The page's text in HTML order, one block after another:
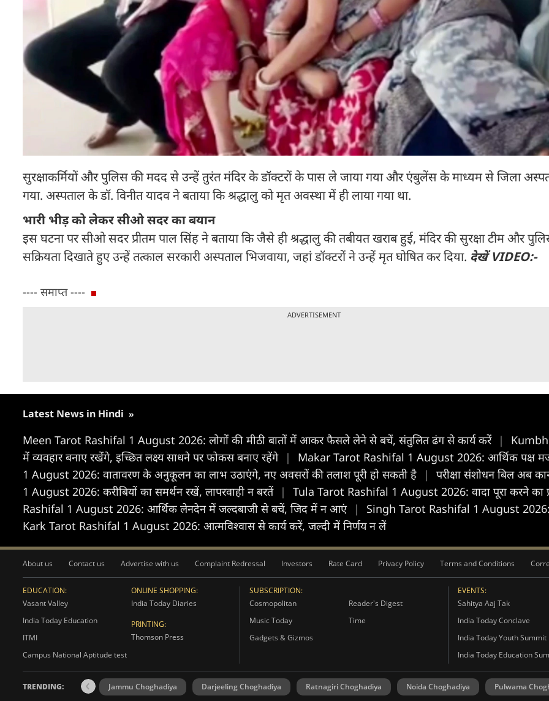
सुरक्षाकर्मियों और पुलिस की मदद से उन्हें तुरंत मंदिर के डॉक्टरों के पास ले जाया गया और एंबुलेंस के माध्यम से जिला
गया. अस्पताल के डॉ. विनीत यादव ने बताया कि श्रद्धालु को मृत अवस्था में ही लाया गया था.
भारी भीड़ को लेकर सीओ सदर का बयान
इस घटना पर सीओ सदर प्रीतम पाल सिंह ने बताया कि जैसे ही श्रद्धालु की तबीयत खराब हुई, मंदिर की सुरक्षा टीम और
सक्रियता दिखाते हुए उन्हें तत्काल सरकारी अस्पताल भिजवाया, जहां डॉक्टरों ने उन्हें मृत घोषित कर दिया. देखें VIDEO:-
---- समाप्त ----
ADVERTISEMENT
Latest News in Hindi »
Meen Tarot Rashifal 1 August 2026: लोगों की मीठी बातों में आकर फैसले लेने से बचें, संतुलित ढंग से कार्य करें |
Kumbh
में व्यवहार बनाए रखेंगे, इच्छित लक्ष्य साधने पर फोकस बनाए रहेंगे | Makar Tarot Rashifal 1 August 2026: आर्थिक पक्ष
1 August 2026: वातावरण के अनुकूलन का लाभ उठाएंगे, नए अवसरों की तलाश पूरी हो सकती है
| परीक्षा संशोधन बिल अब
1 August 2026: करीबियों का समर्थन रखें, लापरवाही न बरतें | Tula Tarot Rashifal 1 August 2026: वादा पूरा करने का
Rashifal 1 August 2026: आर्थिक लेनदेन में जल्दबाजी से बचें, जिद में न आएं | Singh Tarot Rashifal 1 August 2026:
Kark Tarot Rashifal 1 August 2026: आत्मविश्वास से कार्य करें, जल्दी में निर्णय न लें
About us Contact us Advertise with us Complaint Redressal Investors Rate Card Privacy Policy Terms and Conditions
EDUCATION:
Vasant Valley
India Today Education
ITMI
Campus National Aptitude test
ONLINE SHOPPING:
India Today Diaries
PRINTING:
Thomson Press
SUBSCRIPTION:
Cosmopolitan
Reader's Digest
Music Today
Time
Gadgets & Gizmos
EVENTS:
Sahitya Aaj Tak
India Today Conclave
India Today Youth Summit
India Today Education
TRENDING: Jammu Choghadiya Darjeeling Choghadiya Ratnagiri Choghadiya Noida Choghadiya Pulwama